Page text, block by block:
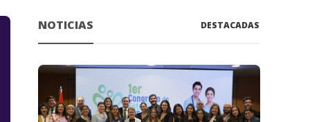
NOTICIAS DESTACADAS